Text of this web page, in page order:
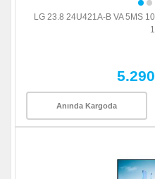
LG 23.8 24U421A-B VA 5MS
Anında Kargoda